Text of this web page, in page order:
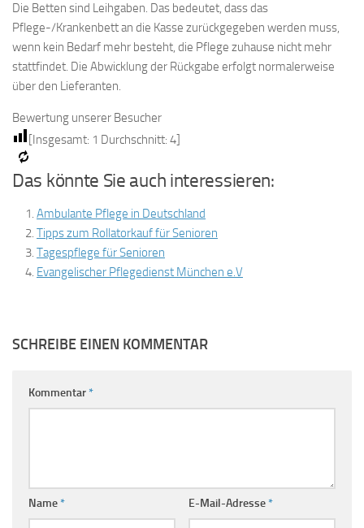
Die Betten sind Leihgaben. Das bedeutet, dass das
Pflege-/Krankenbett an die Kasse zurückgegeben werden muss,
wenn kein Bedarf mehr besteht, die Pflege zuhause nicht mehr
stattfindet. Die Abwicklung der Rückgabe erfolgt normalerweise
über den Lieferanten.
Bewertung unserer Besucher
[Insgesamt: 1 Durchschnitt: 4]
Das könnte Sie auch interessieren:
Ambulante Pflege in Deutschland
Tipps zum Rollatorkauf für Senioren
Tagespflege für Senioren
Evangelischer Pflegedienst München e.V
SCHREIBE EINEN KOMMENTAR
Kommentar*
Name* E-Mail-Adresse*